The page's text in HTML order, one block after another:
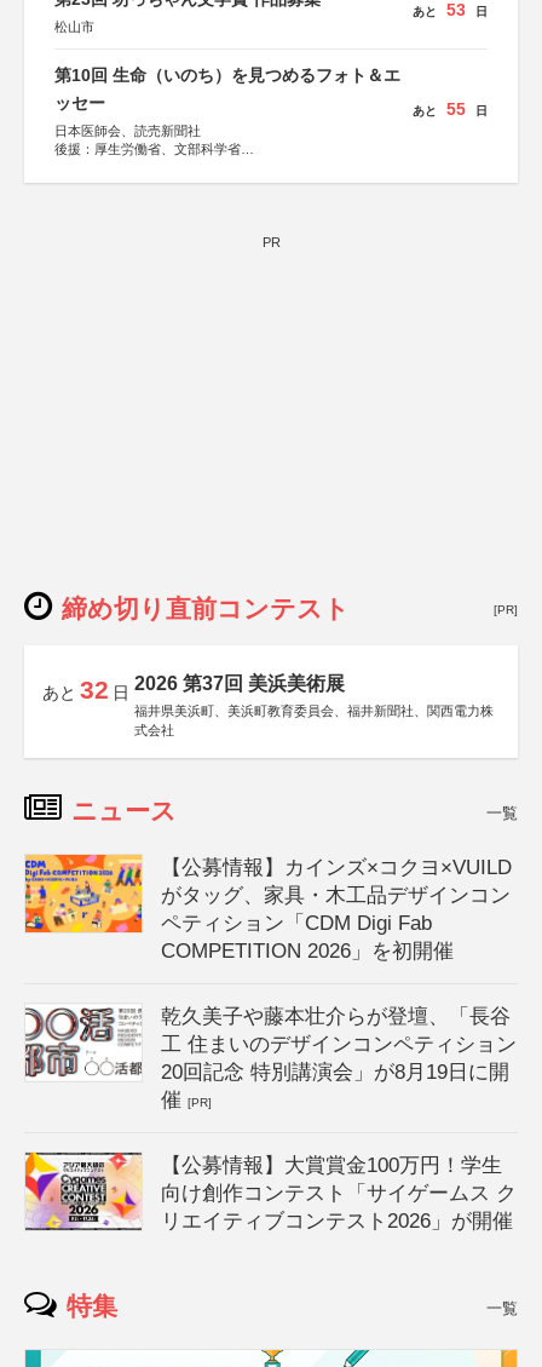
松山市
あと 53 日
第10回 生命（いのち）を見つめるフォト＆エ
ッセー
日本医師会、読売新聞社
後援：厚生労働省、文部科学省
しん生命保険株式会社
あと 55 日
PR
締め切り直前コンテスト [PR]
あと 32 日 2026 第37回 美浜美術展
福井県美浜町、美浜町教育委員会、福井新聞社、関西電力株
式会社
ニュース 一覧
【公募情報】カインズ×コクヨ×VUILD
がタッグ、家具・木工品デザインコン
ペティション「CDM Digi Fab
COMPETITION 2026」を初開催
乾久美子や藤本壮介らが登壇、「長谷
工 住まいのデザインコンペティション
20回記念 特別講演会」が8月19日に開
催[PR]
【公募情報】大賞賞金100万円！学生
向け創作コンテスト「サイゲームス ク
リエイティブコンテスト2026」が開催
特集 一覧